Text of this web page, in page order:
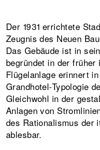
Der 1931 errichtete
Zeugnis des Neuen
Das Gebäude ist in
begründet in der
Flügelanlage erinnert
Grandhotel-Typologie
Gleichwohl in der
Anlagen von
des Rationalismus der
ablesbar.
+